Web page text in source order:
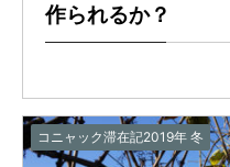
作られるか？
コニャック滞在記2019年 冬